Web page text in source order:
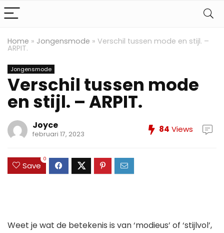
Home » Jongensmode » Verschil tussen mode en stijl. –
ARPIT.
Jongensmode
Verschil tussen mode
en stijl. – ARPIT.
Joyce
februari 17, 2023 84 Views
Save
0
Weet je wat de betekenis is van ‘modieus’ of ‘stijlvol’,